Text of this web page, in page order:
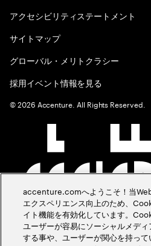
アクセシビリティステートメント
サイトマップ
グローバル・メリトクラシー
採用イベント情報を見る
©2026 Accenture. All Rights Reserved.
accenture.comへようこそ！当
エクスペリエンス向上のため、
イト機能を有効化しています。
ユーザーが容易にソーシャルメデ
する事や、ユーザーが関心を持って